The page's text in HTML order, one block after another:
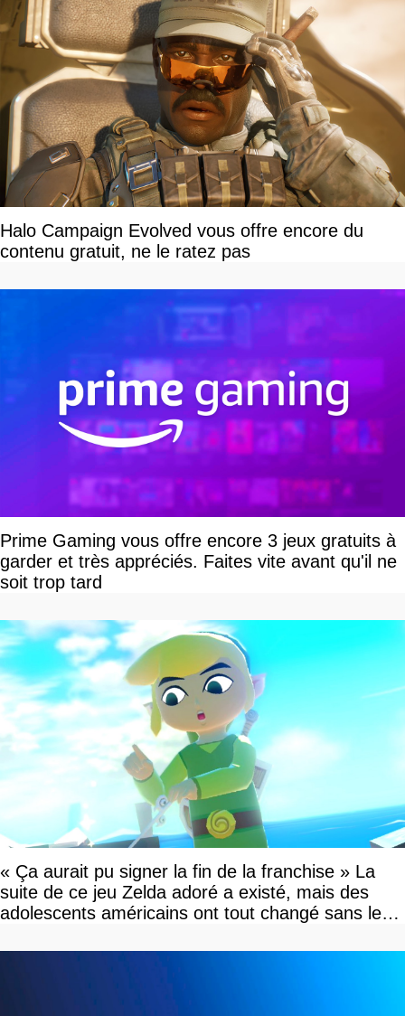
Halo Campaign Evolved vous offre encore du
contenu gratuit, ne le ratez pas
Prime Gaming vous offre encore 3 jeux gratuits à
garder et très appréciés. Faites vite avant qu'il ne
soit trop tard
« Ça aurait pu signer la fin de la franchise » La
suite de ce jeu Zelda adoré a existé, mais des
adolescents américains ont tout changé sans le